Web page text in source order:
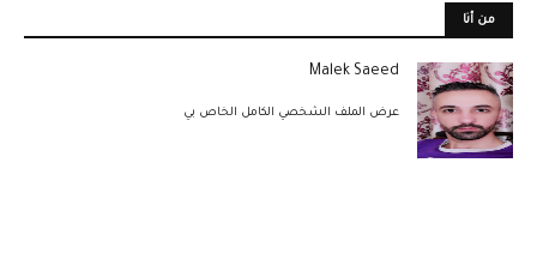
من أنا
Malek Saeed
عرض الملف الشخصي الكامل الخاص بي